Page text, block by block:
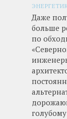
Даже
больше
по